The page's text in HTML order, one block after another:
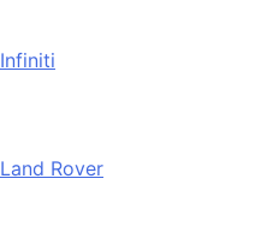
Infiniti
Land Rover